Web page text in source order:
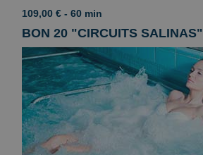
109,00 € - 60 min
BON 20 "CIRCUITS SALINAS"